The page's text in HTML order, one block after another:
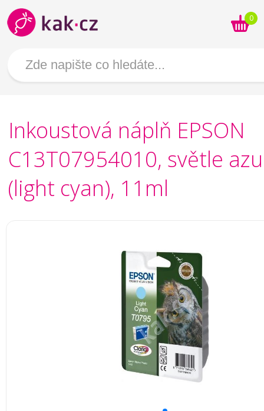
0
Inkoustová náplň EPSON
C13T07954010, světle
(light cyan), 11ml